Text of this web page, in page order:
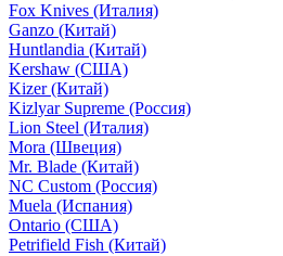
Fox Knives (Италия)
Ganzo (Китай)
Huntlandia (Китай)
Kershaw (США)
Kizer (Китай)
Kizlyar Supreme (Россия)
Lion Steel (Италия)
Mora (Швеция)
Mr. Blade (Китай)
NC Custom (Россия)
Muela (Испания)
Ontario (США)
Petrifield Fish (Китай)